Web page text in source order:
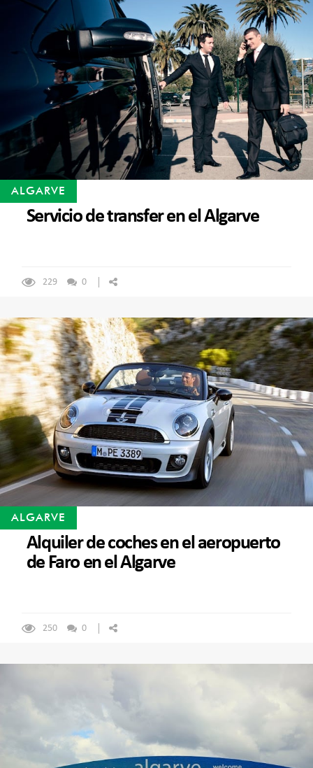
ALGARVE
Servicio de transfer en el Algarve
229 0
ALGARVE
Alquiler de coches en el aeropuerto
de Faro en el Algarve
250 0